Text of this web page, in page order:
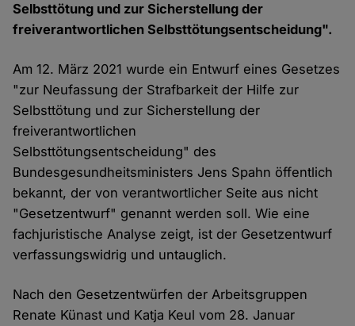
Selbsttötung und zur Sicherstellung der
freiverantwortlichen Selbsttötungsentscheidung".
Am 12. März 2021 wurde ein Entwurf eines Gesetzes
"zur Neufassung der Strafbarkeit der Hilfe zur
Selbsttötung und zur Sicherstellung der
freiverantwortlichen
Selbsttötungsentscheidung" des
Bundesgesundheitsministers Jens Spahn öffentlich
bekannt, der von verantwortlicher Seite aus nicht
"Gesetzentwurf" genannt werden soll. Wie eine
fachjuristische Analyse zeigt, ist der Gesetzentwurf
verfassungswidrig und untauglich.
Nach den Gesetzentwürfen der Arbeitsgruppen
Renate Künast und Katja Keul vom 28. Januar